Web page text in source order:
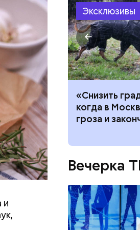
и
Эксклюзивы
все
как
с
«Снизить
когда в
гроза и
Вечерка